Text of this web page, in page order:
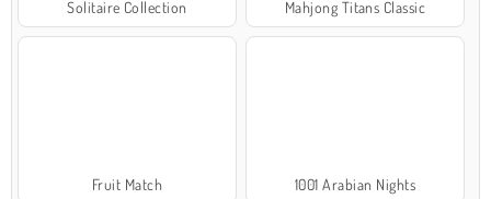
Solitaire Collection Mahjong Titans Classic
Fruit Match 1001 Arabian Nights